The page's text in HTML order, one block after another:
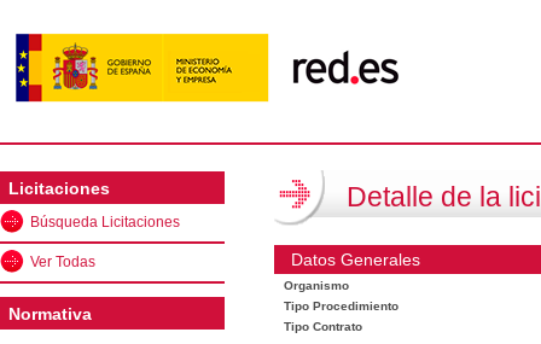
Licitaciones
Búsqueda Licitaciones
Ver Todas
Normativa
Detalle de la
Datos Generales
Organismo
Tipo Procedimiento
Tipo Contrato